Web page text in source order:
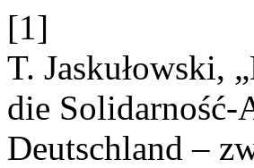
[1]
T. Jaskułowski,
die Solidarność-
Deutschland –